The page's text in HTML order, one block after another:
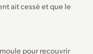
ait cessé et que le
pour recouvrir